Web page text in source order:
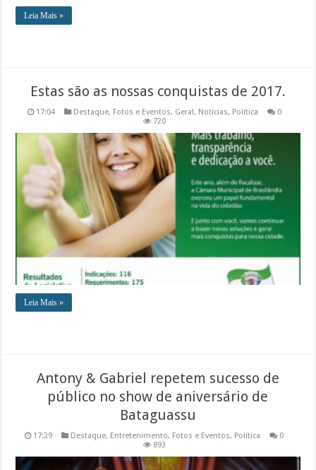
Leia Mais »
Estas são as nossas conquistas de 2017.
17:04 Destaque, Fotos e Eventos, Geral , Notícias, Política
0
720
Leia Mais »
Antony & Gabriel repetem sucesso de
público no show de aniversário de
Bataguassu
17:29 Destaque, Entretenimento, Fotos e Eventos, Política
0
893